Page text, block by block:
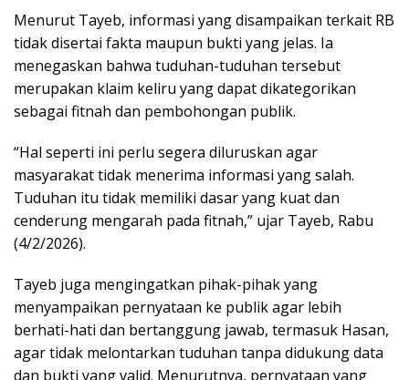
Menurut Tayeb, informasi yang disampaikan terkait RB
tidak disertai fakta maupun bukti yang jelas. Ia
menegaskan bahwa tuduhan-tuduhan tersebut
merupakan klaim keliru yang dapat dikategorikan
sebagai fitnah dan pembohongan publik.
“Hal seperti ini perlu segera diluruskan agar
masyarakat tidak menerima informasi yang salah.
Tuduhan itu tidak memiliki dasar yang kuat dan
cenderung mengarah pada fitnah,” ujar Tayeb, Rabu
(4/2/2026).
Tayeb juga mengingatkan pihak-pihak yang
menyampaikan pernyataan ke publik agar lebih
berhati-hati dan bertanggung jawab, termasuk Hasan,
agar tidak melontarkan tuduhan tanpa didukung data
dan bukti yang valid. Menurutnya, pernyataan yang